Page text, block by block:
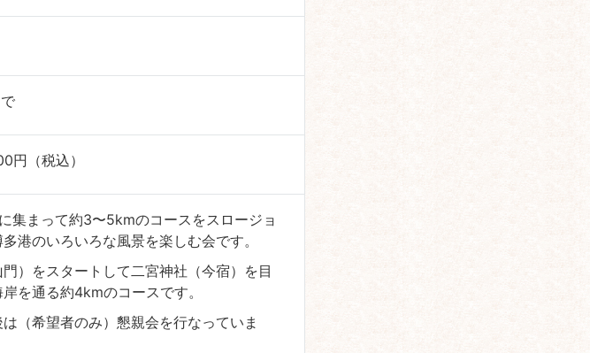
（税込）
集まって約3〜5kmのコースをスロージョ
港のいろいろな風景を楽しむ会です。
）をスタートして二宮神社（今宿）を目
を通る約4kmのコースです。
（希望者のみ）懇親会を行なっていま